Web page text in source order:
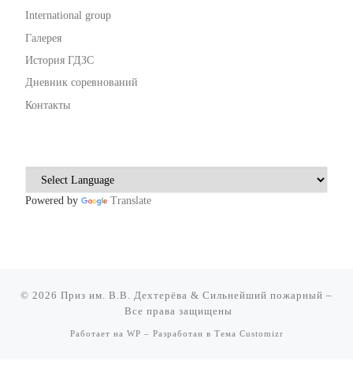
International group
Галерея
История ГДЗС
Дневник соревнований
Контакты
Powered by Translate
© 2026 Приз им. В.В. Дехтерёва & Сильнейший пожарный –
Все права защищены
Работает на WP – Разработан в Тема Customizr